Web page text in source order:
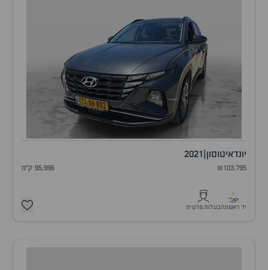
יונדאיטוסון 2021
₪103,795 95,996 ק"מ
1
יד ראשונהבעלות פרטית